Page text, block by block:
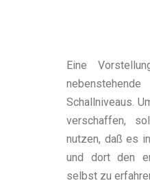
Eine
Schallniveaus.
verschaffen,
nutzen, daß es
und dort den
selbst zu